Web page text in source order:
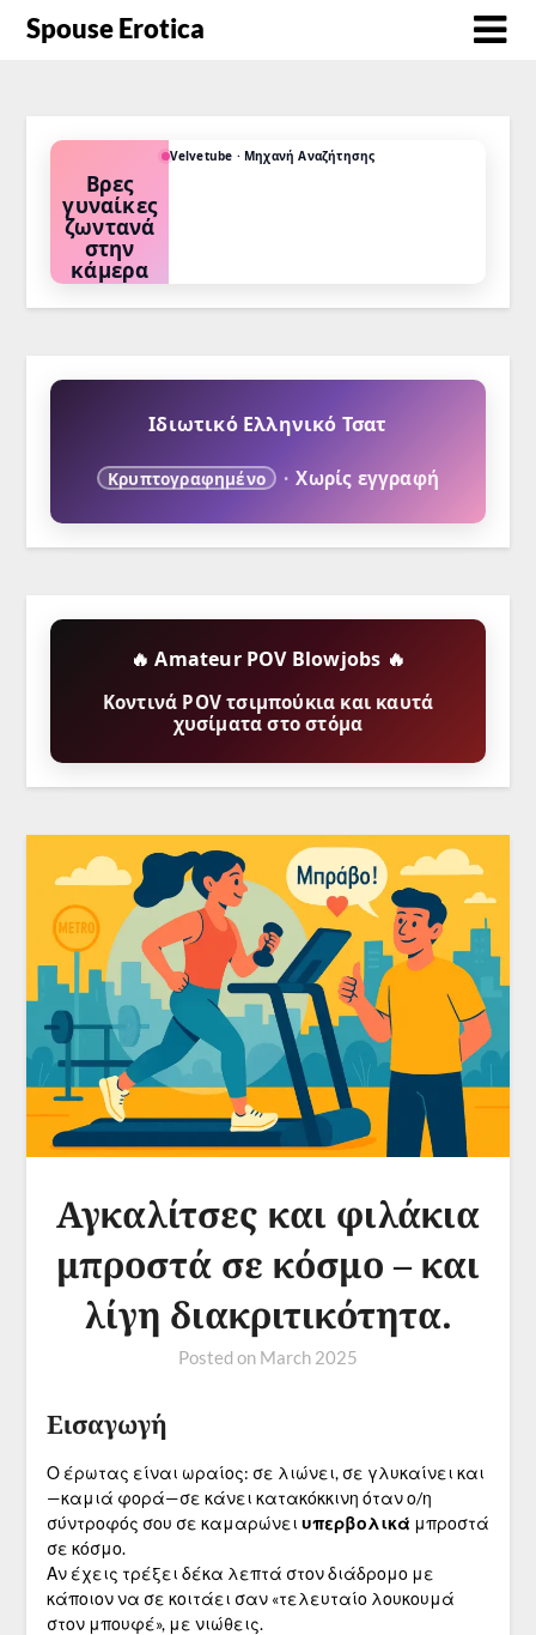
Spouse Erotica
Velvetube · Μηχανή Αναζήτησης
Διάλεξε
παιχνίδι
ρόλων
Μαμά. Κόρη.
Δασκάλα.
Νοσοκόμα.
Ιδιωτικό Ελληνικό Τσατ
Κρυπτογραφημένο · Χωρίς εγγραφή
🔥 Amateur POV Blowjobs 🔥
Κοντινά POV τσιμπούκια και καυτά
χυσίματα στο στόμα
Αγκαλίτσες και φιλάκια
μπροστά σε κόσμο – και
λίγη διακριτικότητα.
Posted on March 2025
Εισαγωγή
Ο έρωτας είναι ωραίος: σε λιώνει, σε γλυκαίνει και
—καμιά φορά—σε κάνει κατακόκκινη όταν ο/η
σύντροφός σου σε καμαρώνει υπερβολικά μπροστά
σε κόσμο.
Αν έχεις τρέξει δέκα λεπτά στον διάδρομο με
κάποιον να σε κοιτάει σαν «τελευταίο λουκουμά
στον μπουφέ», με νιώθεις.